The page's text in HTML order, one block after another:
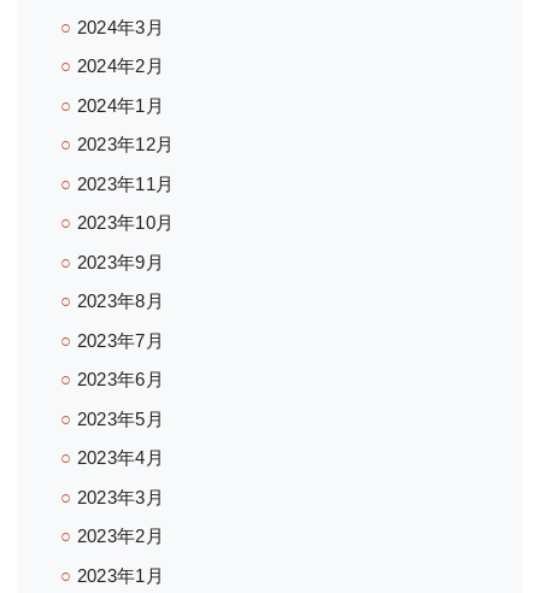
2024年3月
2024年2月
2024年1月
2023年12月
2023年11月
2023年10月
2023年9月
2023年8月
2023年7月
2023年6月
2023年5月
2023年4月
2023年3月
2023年2月
2023年1月